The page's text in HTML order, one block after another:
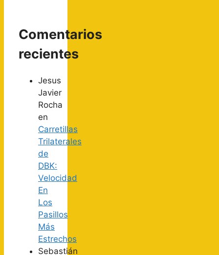
Comentarios
recientes
Jesus
Javier
Rocha
en
Carretillas
Trilaterales
de
DBK:
Velocidad
En
Los
Pasillos
Más
Estrechos
Sebastián